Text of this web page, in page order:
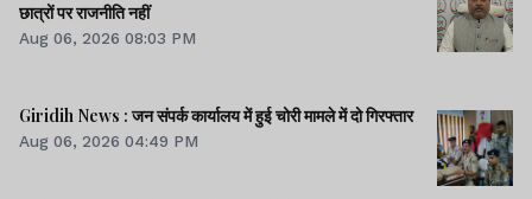
छात्रों पर राजनीति नहीं
Aug 06, 2026 08:03 PM
Giridih News : जन संपर्क कार्यालय में हुई चोरी मामले में दो गिरफ्तार
Aug 06, 2026 04:49 PM